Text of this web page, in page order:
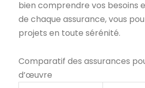
bien comprendre vos besoins
de chaque assurance, vous
projets en toute sérénité.
Comparatif des assurances
d’œuvre